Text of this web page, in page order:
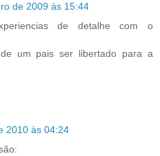
de 2009 às 15:44
de detalhe com o
um pais ser libertado para a
2010 às 04:24